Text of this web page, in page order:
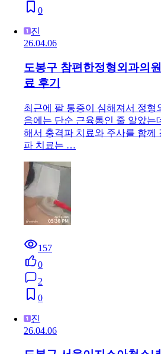
0
진
26.04.06
도봉구 참편한정형외과의
료 후기
최근에 팔 통증이 심해져서 정형
음에는 단순 근육통인 줄 알았는
해서 충격파 치료와 주사를 함께
파 치료는 …
157
0
2
0
진
26.04.06